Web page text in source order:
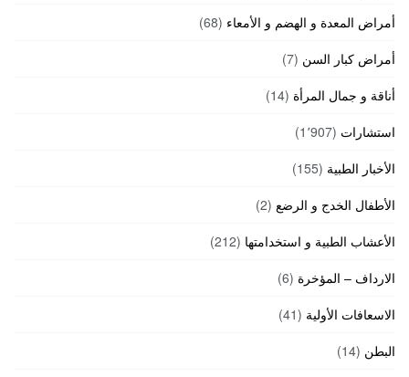
أمراض المعدة و الهضم و الأمعاء (68)
أمراض كبار السن (7)
أناقة و جمال المرأة (14)
استشارات (1٬907)
الأخبار الطبية (155)
الأطفال الخدج و الرضع (2)
الأعشاب الطبية و استخدامتها (212)
الارداف – المؤخرة (6)
الاسعافات الأولية (41)
البطن (14)